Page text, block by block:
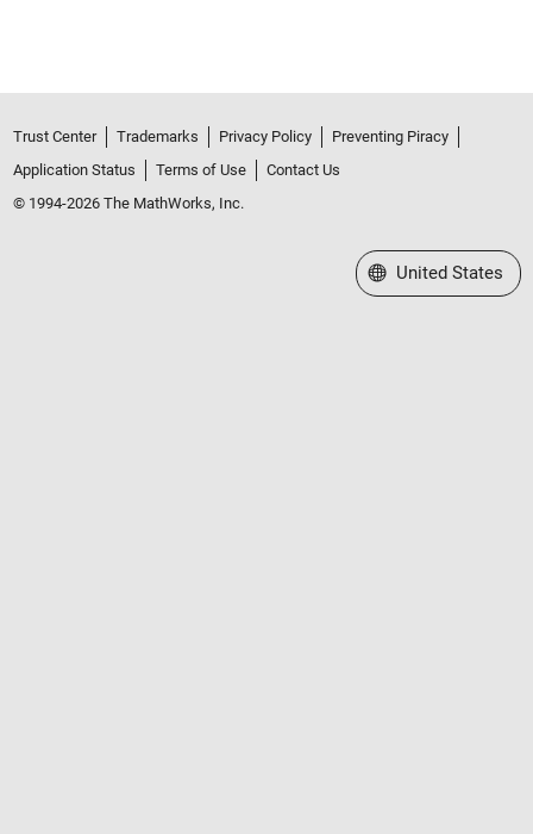
Trust Center Trademarks Privacy Policy
Preventing Piracy
Application Status
Terms of Use
Contact Us
© 1994-2026 The MathWorks, Inc.
Select a Web Site
United States